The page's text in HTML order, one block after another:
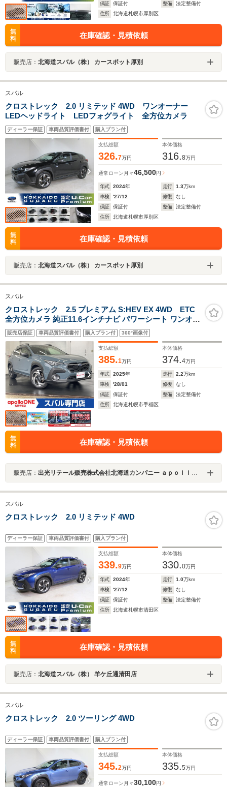
保証 保証付 整備
法定整備付
住所
北海道札幌市厚別区
無
料
在庫確認・見積依頼
販売店： 北海道スバル（株） カースポット厚別
スバル
クロストレック 2.0 リミテッド 4WD ワンオーナー
LEDヘッドライト LEDフォグライト 全方位カメラ
ディーラー保証 車両品質評価書付 購入プラン付
支払総額
326.7万円
本体価格
316.8万円
通常ローン 月々46,500円
年式 2024年 走行 1.3万km
車検
'27/12 修復
なし
保証
保証付 整備
法定整備付
住所
北海道札幌市厚別区
無
料
在庫確認・見積依頼
販売店： 北海道スバル（株） カースポット厚別
スバル
クロストレック 2.5 プレミアム S:HEV EX 4WD ETC
全方位カメラ 純正11.6インチナビ パワーシート ワンオー
ナー
販売店保証 車両品質評価書付 購入プラン付 360°画像付
支払総額
385.1万円
本体価格
374.4万円
年式 2025年 走行 2.2万km
車検
'28/01 修復
なし
保証
保証付 整備
法定整備付
住所
北海道札幌市手稲区
無
料
在庫確認・見積依頼
販売店： 出光リテール販売株式会社北海道カンパニー ａｐｏｌｌｏＯＮＥ札幌手稲Ｕ－ＣＡＲスバル専門店
スバル
クロストレック 2.0 リミテッド 4WD
ディーラー保証 車両品質評価書付 購入プラン付
支払総額
339.9万円
本体価格
330.0万円
年式 2024年 走行 1.0万km
車検
'27/12 修復
なし
保証
保証付 整備
法定整備付
住所
北海道札幌市清田区
無
料
在庫確認・見積依頼
販売店： 北海道スバル（株） 羊ケ丘通清田店
スバル
クロストレック 2.0 ツーリング 4WD
ディーラー保証 車両品質評価書付 購入プラン付
支払総額
345.2万円
本体価格
335.5万円
通常ローン 月々30,100円